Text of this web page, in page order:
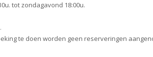
tot zondagavond 18:00u.
te doen worden geen reserveringen